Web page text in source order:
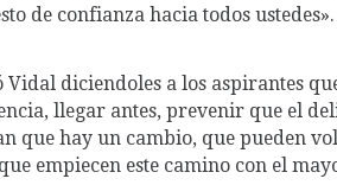
de confianza hacia todos ustedes».
Vidal diciendoles a los aspirantes
llegar antes, prevenir que el
que hay un cambio, que pueden
empiecen este camino con el